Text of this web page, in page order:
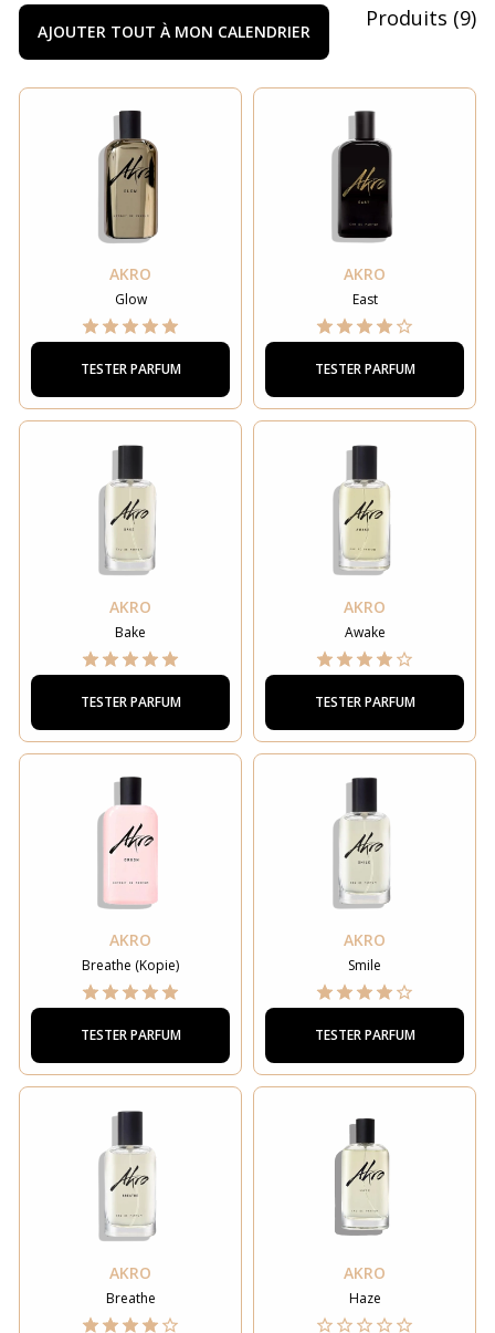
AJOUTER TOUT À MON CALENDRIER
Produits (9)
AKRO
Glow
TESTER PARFUM
AKRO
East
TESTER PARFUM
AKRO
Bake
TESTER PARFUM
AKRO
Awake
TESTER PARFUM
AKRO
Breathe (Kopie)
TESTER PARFUM
AKRO
Smile
TESTER PARFUM
AKRO
Breathe
AKRO
Haze